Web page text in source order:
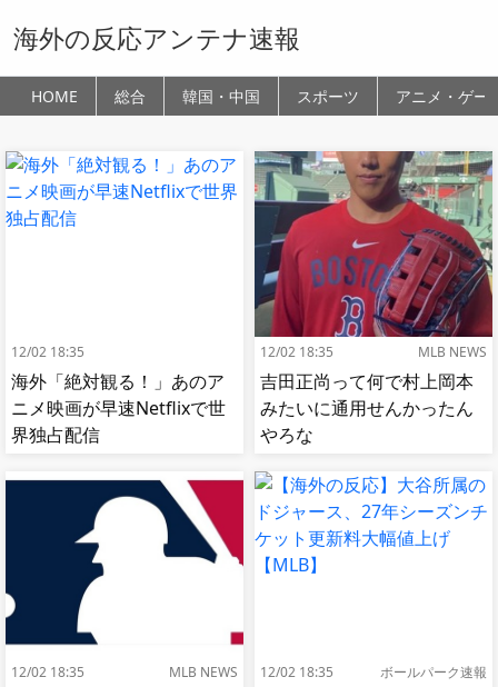
海外の反応アンテナ速報
HOME 総合 韓国・中国 スポーツ アニメ・ゲー
12/02 18:35
海外「絶対観る！」あのア
ニメ映画が早速Netflixで世
界独占配信
12/02 18:35 MLB NEWS
吉田正尚って何で村上岡本
みたいに通用せんかったん
やろな
12/02 18:35 MLB NEWS 12/02 18:35 ボールパーク速報